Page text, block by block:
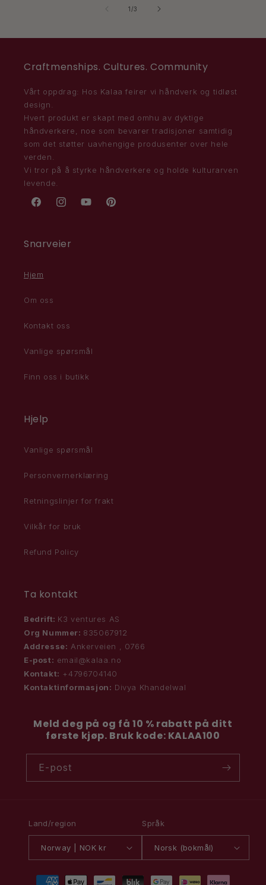
1 /av
3
Craftmenships. Cultures. Community
Vårt oppdrag: Hos Kalaa feirer vi håndverk og tidløst
design.
Hvert produkt er skapt med omhu av dyktige
håndverkere, noe som bevarer tradisjoner samtidig
som det støtter uavhengige produsenter over hele
verden.
Vi tror på å styrke håndverkere og holde kulturarven
levende.
FacebookInstagramYouTubePinterest
Snarveier
Hjem
Om oss
Kontakt oss
Vanlige spørsmål
Finn oss i butikk
Hjelp
Vanlige spørsmål
Personvernerklæring
Retningslinjer for frakt
Vilkår for bruk
Refund Policy
Ta kontakt
Bedrift: K3 ventures AS
Org Nummer: 835067912
Addresse: Ankerveien , 0766
E-post: email@kalaa.no
Kontakt: +4796704140
Kontaktinformasjon: Divya Khandelwal
Meld deg på og få 10 % rabatt på ditt
første kjøp. Bruk kode: KALAA100
E-post
Land/region
Norway | NOK kr
Språk
Norsk (bokmål)
Betalingsmåter